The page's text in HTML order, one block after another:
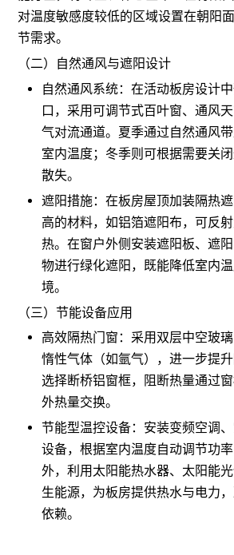
对温度敏感度较低的区域设置在朝阳
节需求。
（二）自然通风与遮阳设计
自然通风系统：在活动板房设计
口，采用可调节式百叶窗、通风
气对流通道。夏季通过自然通风
室内温度；冬季则可根据需要关
散失。
遮阳措施：在板房屋顶加装隔热
高的材料，如铝箔遮阳布，可反
热。在窗户外侧安装遮阳板、遮
物进行绿化遮阳，既能降低室内
境。
（三）节能设备应用
高效隔热门窗：采用双层中空玻
惰性气体（如氩气），进一步提升
选择断桥铝窗框，阻断热量通过
外热量交换。
节能型温控设备：安装变频空调
设备，根据室内温度自动调节功
外，利用太阳能热水器、太阳能
生能源，为板房提供热水与电力
依赖。